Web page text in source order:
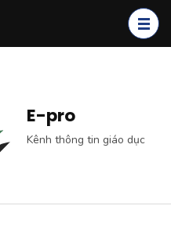
E-pro
Kênh thông tin giáo dục